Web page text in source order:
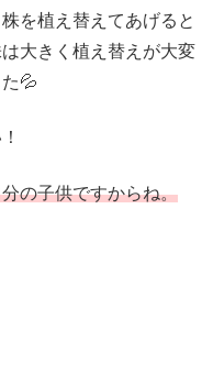
を植え替えてあげると
大きく植え替えが大変
💦
の子供ですからね。